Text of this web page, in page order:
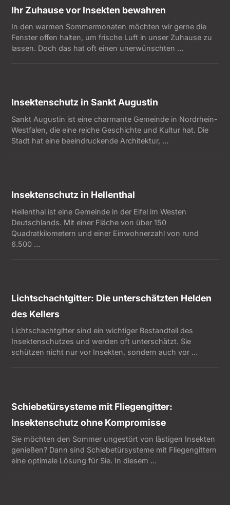
Ihr Zuhause vor Insekten bewahren
In den warmen Sommermonaten möchten wir gerne die
Fenster offen halten, um frische Luft in unser Zuhause zu
lassen. Doch das hat oft einen unerwünschten …
Insektenschutz in Sankt Augustin
Sankt Augustin ist eine charmante Gemeinde in Nordrhein-
Westfalen, die eine reiche Geschichte und Kultur hat. Die
Stadt hat eine beeindruckende Architektur, …
Insektenschutz in Hellenthal
Hellenthal ist eine Gemeinde in der Eifel im Westen
Deutschlands. Mit einer Fläche von über 150
Quadratkilometern und einer Einwohnerzahl von rund
6.500 …
Lichtschachtgitter: Die unterschätzten Helden
des Kellers
Lichtschachtgitter sind ein wichtiger Bestandteil des
Insektenschutzes und werden oft unterschätzt. Sie
schützen nicht nur vor Insekten, sondern auch vor …
Schiebetürsysteme mit Fliegengitter:
Insektenschutz ohne Kompromisse
Sie möchten den Sommer ungestört von lästigen Insekten
genießen? Dann sind Schiebetürsysteme mit Fliegengittern
eine optimale Lösung für Sie. In diesem …